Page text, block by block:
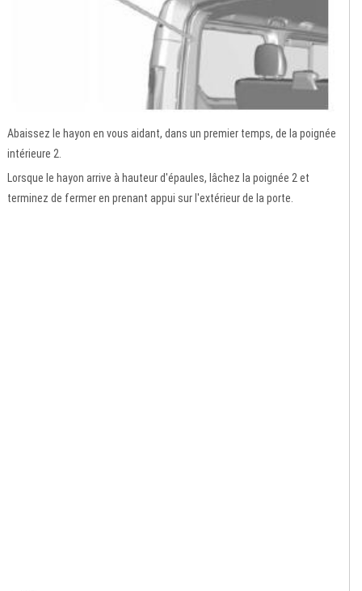
Abaissez le hayon en vous aidant, dans un premier temps, de la poignée
intérieure 2.
Lorsque le hayon arrive à hauteur d'épaules, lâchez la poignée 2 et
terminez de fermer en prenant appui sur l'extérieur de la porte.